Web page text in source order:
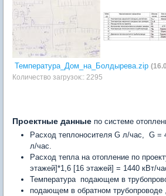
Температура_Дом_на_Болдырева.zip
Количество загрузок:: 2295
Проектные данные по системе
Расход теплоносителя G л/час, G =
л/час.
Расход тепла на отопление по
этажей]*1,6 [16 этажей] = 1440 кВт/
Температура подающем в
подающем в обратном